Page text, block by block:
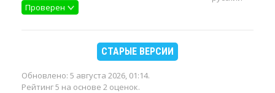
Проверен
СТАРЫЕ ВЕРСИИ
Обновлено: 5 августа 2026, 01:14.
Рейтинг 5 на основе 2 оценок.